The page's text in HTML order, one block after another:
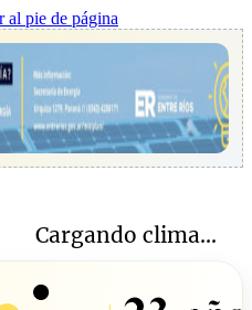
al pie de página
Cargando clima...